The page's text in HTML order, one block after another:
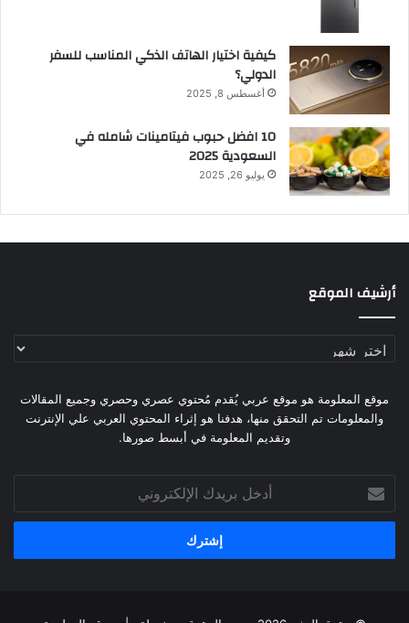
كيفية اختيار الهاتف الذكي المناسب للسفر
الدولي؟
أغسطس 8, 2025
10 افضل حبوب فيتامينات شامله​ في
السعودية 2025
يوليو 26, 2025
أرشيف الموقع
أرشيف
موقع المعلومة هو موقع عربي يُقدم مُحتوي عصري وحصري وجميع المقالات
والمعلومات تم التحقق منها، هدفنا هو إثراء المحتوي العربي علي الإنترنت
وتقديم المعلومة في أبسط صورها.
بريدك
الإلكتروني